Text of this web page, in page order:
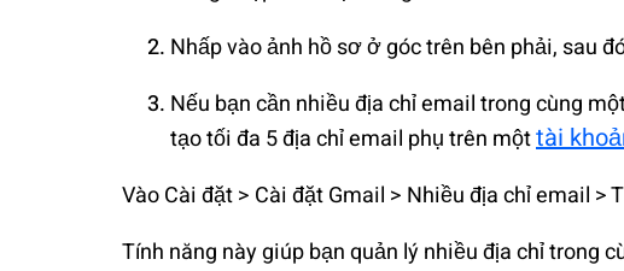
Nhấp vào ảnh hồ sơ ở góc trên bên phải, sau
Nếu bạn cần nhiều địa chỉ email trong cùng
tạo tối đa 5 địa chỉ email phụ trên mộttài
Vào Cài đặt > Cài đặt Gmail > Nhiều địa chỉ email >
Tính năng này giúp bạn quản lý nhiều địa chỉ trong